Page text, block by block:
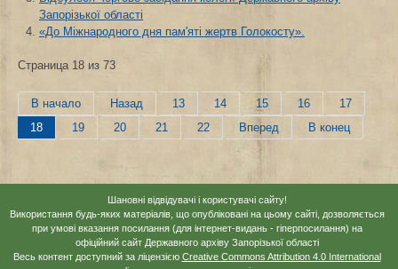
Запорізької області
«До Міжнародного дня пам'яті жертв Голокосту».
Страница 18 из 73
В начало Назад 13 14 15 16
17
18
19 20 21 22 Вперед В конец
Шановні відвідувачі і користувачі сайту!
Використання будь-яких матеріалів, що опубліковані на цьому сайті, дозволяється
при умові вказання посилання (для інтернет-видань - гіперпосилання) на
офіційний сайт Державного архіву Запорізької області
Весь контент доступний за ліцензією Creative Commons Attribution 4.0 International